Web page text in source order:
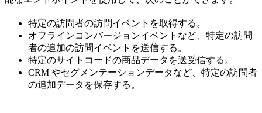
特定の訪問者の訪問イベントを取得する。
オフラインコンバージョンイベントなど、特定の訪問
者の追加の訪問イベントを送信する。
特定のサイトコードの商品データを送受信する。
CRM やセグメンテーションデータなど、特定の訪問者
の追加データを保存する。